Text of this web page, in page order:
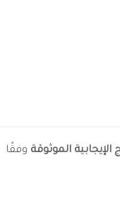
الإيجابية الموثوقة وفقًا